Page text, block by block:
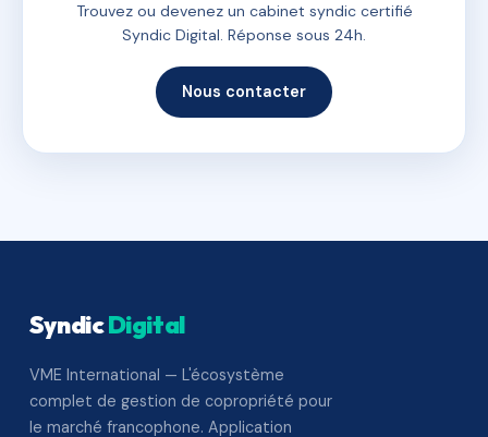
Trouvez ou devenez un cabinet syndic certifié
Syndic Digital. Réponse sous 24h.
Nous contacter
SyndicDigital
VME International — L'écosystème
complet de gestion de copropriété pour
le marché francophone. Application